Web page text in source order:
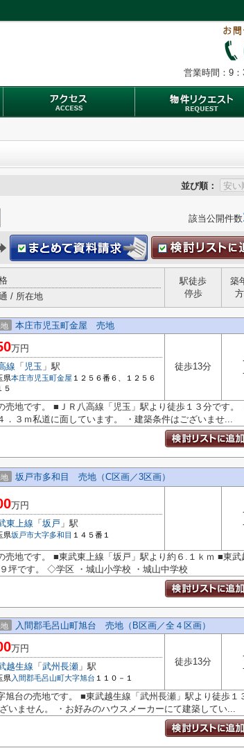
営業時間：9
並び順：
該当公開件数
/ 所在地
駅徒歩
停歩
築
本庄市児玉町金屋 売地
万円
線 「 児玉 」駅
県本庄市児玉町金屋 １２５６番６、１２５６
５
徒歩13分
地です。 ■ＪＲ八高線「児玉」駅より徒歩１３分です。
．３ｍ私道に面しています。 ・建築条件はございませ...
坂戸市多和目 売地（C区画／3区画）
万円
東上線 「 坂戸 」駅
県坂戸市大字多和目 １４５番１
地です。 ■東武東上線「坂戸」駅より約６.１ｋｍ ■東武
坪です。 ◇学区 ・城山小学校 ・城山中学校
入間郡毛呂山町旭台 売地（B区画／全４区画）
万円
越生線 「 武州長瀬 」駅
県入間郡毛呂山町大字旭台 １１０－１
徒歩13分
台の売地です。 ■東武越生線「武州長瀬」駅より徒歩１
いません。 ・お好みのハウスメーカーにて建築してい...